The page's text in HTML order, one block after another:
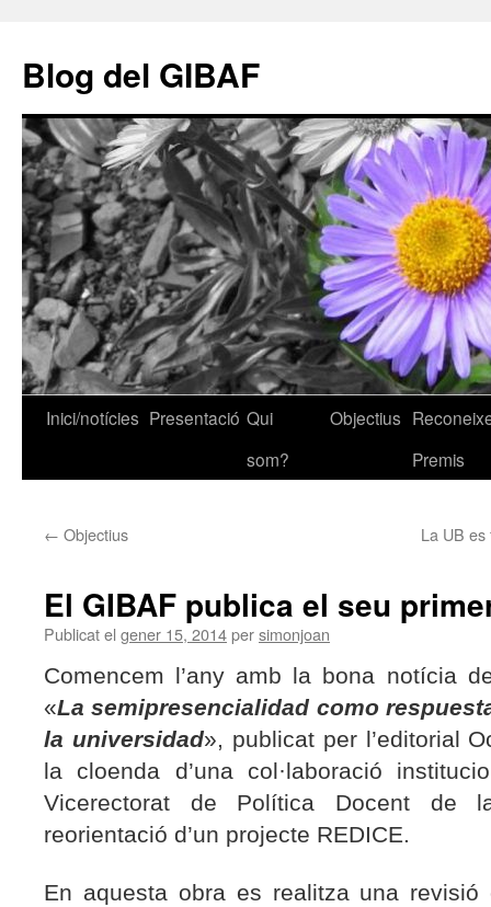
contingut
Blog del GIBAF
Inici/notícies Presentació Qui
som?
Objectius
Premis
← Objectius La UB
El GIBAF publica el seu
Publicat el gener 15, 2014persimonjoan
Comencem l’any amb la bona notícia
«La semipresencialidad como
la universidad», publicat per l’editorial
la cloenda d’una col·laboració
Vicerectorat de Política Docent de
reorientació d’un projecte REDICE.
En aquesta obra es realitza una